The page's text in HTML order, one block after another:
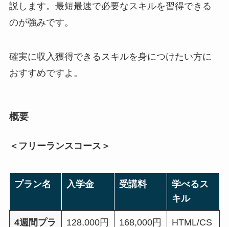
説します。最短最速で必要なスキルを習得できる
のが強みです。
確実に収入獲得できるスキルを身につけたい方に
おすすめですよ。
概要
＜フリーランスコース＞
プラン名 入学金 受講料
学べるス
キル
4週間プラ
128,000円 168,000円
HTML/CS